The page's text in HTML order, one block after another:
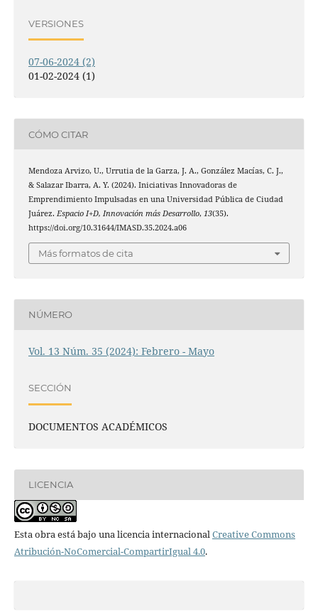
VERSIONES
07-06-2024 (2)
01-02-2024 (1)
CÓMO CITAR
Mendoza Arvizo, U., Urrutia de la Garza, J. A., González Macías, C. J.,
& Salazar Ibarra, A. Y. (2024). Iniciativas Innovadoras de
Emprendimiento Impulsadas en una Universidad Pública de Ciudad
Juárez. Espacio I+D, Innovación más Desarrollo, 13(35).
https://doi.org/10.31644/IMASD.35.2024.a06
Más formatos de cita
NÚMERO
Vol. 13 Núm. 35 (2024): Febrero - Mayo
SECCIÓN
DOCUMENTOS ACADÉMICOS
LICENCIA
Esta obra está bajo una licencia internacionalCreative Commons
Atribución-NoComercial-CompartirIgual 4.0.